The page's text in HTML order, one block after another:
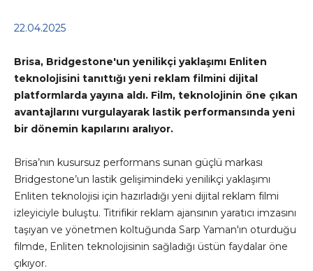
22.04.2025
Brisa, Bridgestone'un yenilikçi yaklaşımı Enliten
teknolojisini tanıttığı yeni reklam filmini dijital
platformlarda yayına aldı. Film, teknolojinin öne çıkan
avantajlarını vurgulayarak lastik performansında yeni
bir dönemin kapılarını aralıyor.
Brisa’nın kusursuz performans sunan güçlü markası
Bridgestone’un lastik gelişimindeki yenilikçi yaklaşımı
Enliten teknolojisi için hazırladığı yeni dijital reklam filmi
izleyiciyle buluştu. Titrifikir reklam ajansının yaratıcı imzasını
taşıyan ve yönetmen koltuğunda Sarp Yaman'ın oturduğu
filmde, Enliten teknolojisinin sağladığı üstün faydalar öne
çıkıyor.